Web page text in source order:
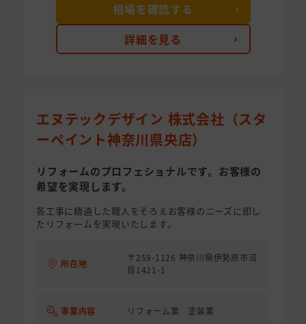
詳細を見る
相場を確認する
エヌテックデザイン 株式会社（スタ
ーペイント神奈川県央店）
リフォームのプロフェショナルです。お客様の
希望を実現します。
各工事に精通した職人をそろえお客様のニーズに即し
たリフォームを実現いたします。
所在地
〒259-1126 神奈川県伊勢原市沼
目1421-1
事業内容 リフォーム業 塗装業